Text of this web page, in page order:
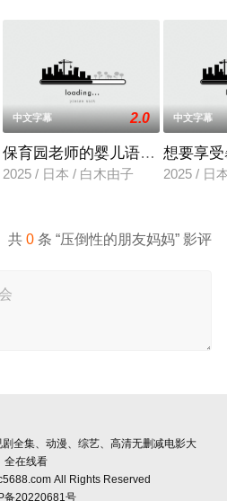
名气的作家，自从被前女友无故抛
中文字幕 2.0
保育园老师的婴儿语让人超兴奋
2025 / 日本 / 白木由子
中文字幕
想要享
2025 / 日
共0 条 “压倒性的朋友妈妈” 影评
全集、动漫、综艺、高清无删减电影大
全在线看
All Rights Reserved
备20220681号